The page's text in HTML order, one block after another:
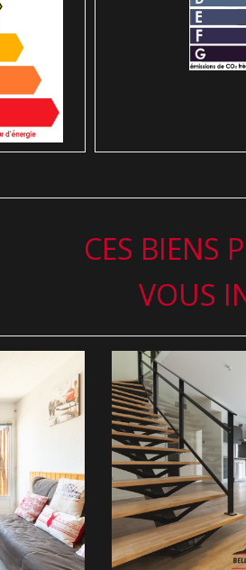
CES BIENS
VOUS